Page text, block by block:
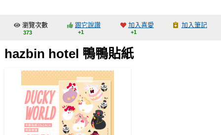
交流中心
會員中心
註冊會員
登入
瀏覽次數
373
跟它說讚
+1
加入喜愛
+1
加入筆記
hazbin hotel 鴨鴨貼紙